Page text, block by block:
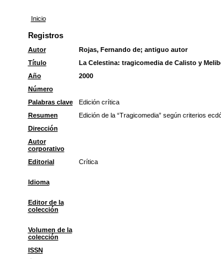
Inicio
Registros
Autor Rojas, Fernando de; antiguo autor
Título
La Celestina: tragicomedia de Calisto y
Año
2000
Número
Palabras clave
Edición crítica
Resumen
Edición de la “Tragicomedia” según criterios
Dirección
Autor
corporativo
Editorial Crítica
Idioma
Editor de la
colección
Volumen de la
colección
ISSN